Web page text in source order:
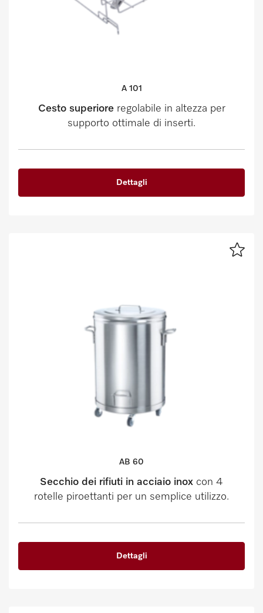
A 101
Cesto superiore regolabile in altezza per
supporto ottimale di inserti.
Dettagli
AB 60
Secchio dei rifiuti in acciaio inox con 4
rotelle piroettanti per un semplice utilizzo.
Dettagli